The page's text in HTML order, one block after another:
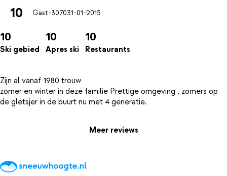
10 Gast-307031-01-2015
10
Ski gebied
10
Apres ski
10
Restaurants
Zijn al vanaf 1980 trouw
zomer en winter in deze familie Prettige omgeving , zomers op
Meer reviews